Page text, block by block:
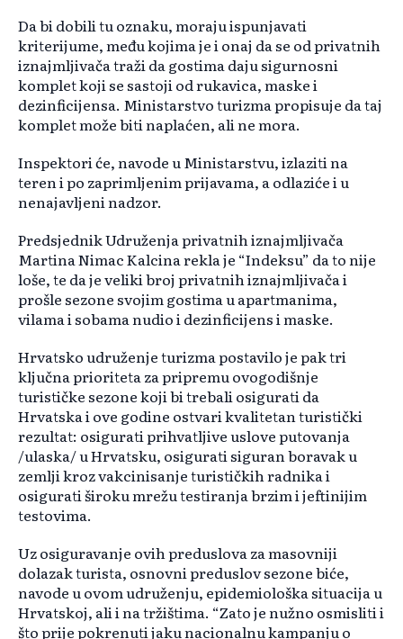
Da bi dobili tu oznaku, moraju ispunjavati
kriterijume, među kojima je i onaj da se od privatnih
iznajmljivača traži da gostima daju sigurnosni
komplet koji se sastoji od rukavica, maske i
dezinficijensa. Ministarstvo turizma propisuje da taj
komplet može biti naplaćen, ali ne mora.
Inspektori će, navode u Ministarstvu, izlaziti na
teren i po zaprimljenim prijavama, a odlaziće i u
nenajavljeni nadzor.
Predsjednik Udruženja privatnih iznajmljivača
Martina Nimac Kalcina rekla je “Indeksu” da to nije
loše, te da je veliki broj privatnih iznajmljivača i
prošle sezone svojim gostima u apartmanima,
vilama i sobama nudio i dezinficijens i maske.
Hrvatsko udruženje turizma postavilo je pak tri
ključna prioriteta za pripremu ovogodišnje
turističke sezone koji bi trebali osigurati da
Hrvatska i ove godine ostvari kvalitetan turistički
rezultat: osigurati prihvatljive uslove putovanja
/ulaska/ u Hrvatsku, osigurati siguran boravak u
zemlji kroz vakcinisanje turističkih radnika i
osigurati široku mrežu testiranja brzim i jeftinijim
testovima.
Uz osiguravanje ovih preduslova za masovniji
dolazak turista, osnovni preduslov sezone biće,
navode u ovom udruženju, epidemiološka situacija u
Hrvatskoj, ali i na tržištima. “Zato je nužno osmisliti i
što prije pokrenuti jaku nacionalnu kampanju o